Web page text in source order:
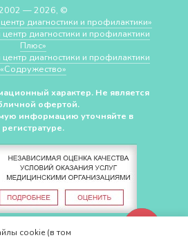
— 2026, ©
диагностики и профилактики»
диагностики и профилактики
Плюс»
диагностики и профилактики
«Cодружество»
характер. Не является
офертой.
информацию уточняйте в
регистратуре.
ВCHUDOV.PRO
cookie (в том